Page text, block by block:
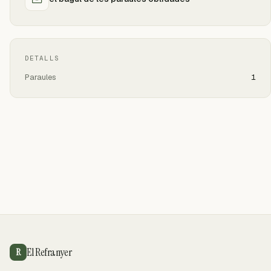
DETALLS
Paraules 1
R El Refranyer